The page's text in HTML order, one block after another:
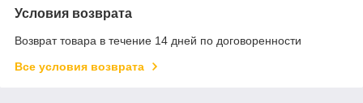
Условия возврата
Возврат товара в течение 14 дней по договоренности
Все условия возврата